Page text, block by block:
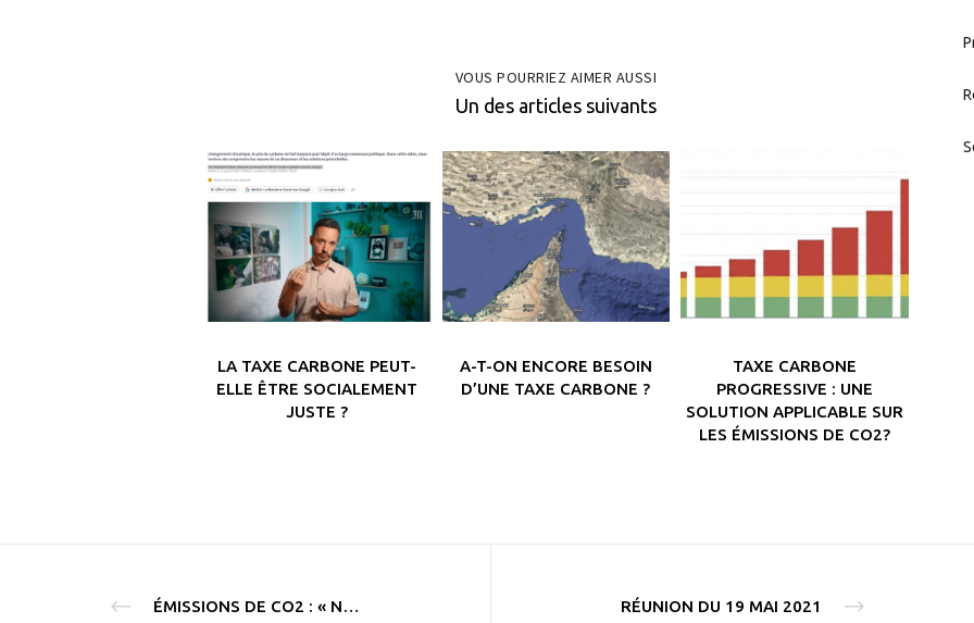
VOUS POURRIEZ AIMER AUSSI
Un des articles suivants
LA TAXE CARBONE PEUT-
ELLE ÊTRE SOCIALEMENT
JUSTE ?
A-T-ON ENCORE BESOIN
D’UNE TAXE CARBONE ?
TAXE CARBONE
PROGRESSIVE : UNE
SOLUTION APPLICABLE SUR
LES ÉMISSIONS DE CO2?
ÉMISSIONS DE CO2 : « NOUS ALLONS ALLER 2,5 FOIS PLUS VITE DANS LA DÉCENNIE QUI VIENT », ASSURE PASCAL CANFIN RÉUNION DU 19 MAI 2021